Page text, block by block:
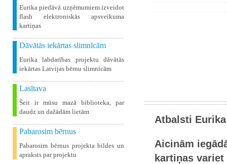
Eurika piedāvā uzņēmumiem izveidot
flash elektroniskās apsveikuma
kartiņas
Dāvātās iekārtas slimnīcām
Eurika labdarības projektu dāvātās
iekārtas Latvijas bērnu slimnīcām
Lasītava
Šeit ir mūsu mazā biblioteka, par
daudz un dažādām lietām
Pabarosim bērnus
Pabarosim bērnus projekta bildes un
apraksts par projektu
Atbalsti
Aicinām
kartiņas variet